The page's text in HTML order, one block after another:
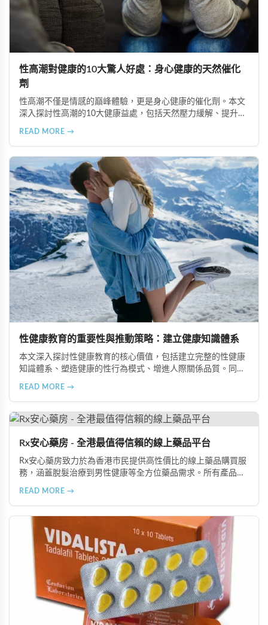
性高潮對健康的10大驚人好處：身心健康的天然催化
劑
性高潮不僅是情感的巔峰體驗，更是身心健康的催化劑。本文
深入探討性高潮的10大健康益處，包括天然壓力緩解、提升睡
情感連結。
READ MORE →
性健康教育的重要性與推動策略：建立健康知識體系
本文深入探討性健康教育的核心價值，包括建立完整的性健康
知識體系、塑造健康的性行為模式、增進人際關係品質。同時
READ MORE →
Rx安心藥房 - 全港最值得信賴的線上藥品平台
Rx安心藥房致力於為香港市民提供高性價比的線上藥品購買服
務，涵蓋脫髮治療到男性健康等全方位藥品需求。所有產品均
READ MORE →